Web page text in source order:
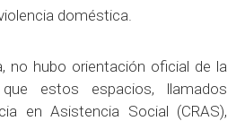
doméstica.
no hubo orientación oficial de la
que estos espacios, llamados
en Asistencia Social (CRAS),